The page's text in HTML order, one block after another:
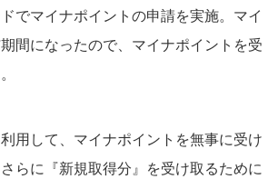
でマイナポイントの申請を実施。マイ
間になったので、マイナポイントを受
用して、マイナポイントを無事に受け
らに『新規取得分』を受け取るために